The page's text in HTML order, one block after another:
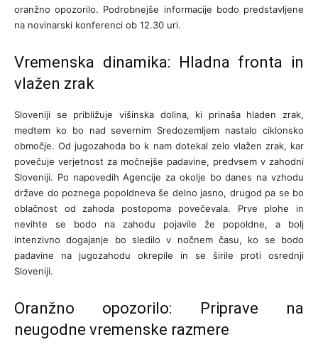
oranžno opozorilo. Podrobnejše informacije bodo predstavljene
na novinarski konferenci ob 12.30 uri.
Vremenska dinamika: Hladna fronta in
vlažen zrak
Sloveniji se približuje višinska dolina, ki prinaša hladen zrak,
medtem ko bo nad severnim Sredozemljem nastalo ciklonsko
območje. Od jugozahoda bo k nam dotekal zelo vlažen zrak, kar
povečuje verjetnost za močnejše padavine, predvsem v zahodni
Sloveniji. Po napovedih Agencije za okolje bo danes na vzhodu
države do poznega popoldneva še delno jasno, drugod pa se bo
oblačnost od zahoda postopoma povečevala. Prve plohe in
nevihte se bodo na zahodu pojavile že popoldne, a bolj
intenzivno dogajanje bo sledilo v nočnem času, ko se bodo
padavine na jugozahodu okrepile in se širile proti osrednji
Sloveniji.
Oranžno opozorilo: Priprave na
neugodne vremenske razmere